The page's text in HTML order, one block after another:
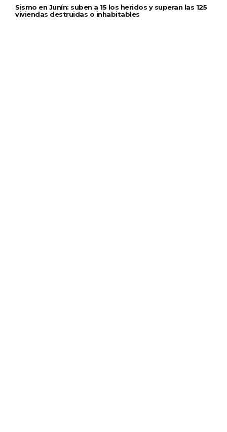
Sismo en Junín: suben a 15 los heridos y superan las 125
viviendas destruidas o inhabitables